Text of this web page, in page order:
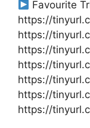
Favourite
https://
https://
https://
https://
https://
https://
https://